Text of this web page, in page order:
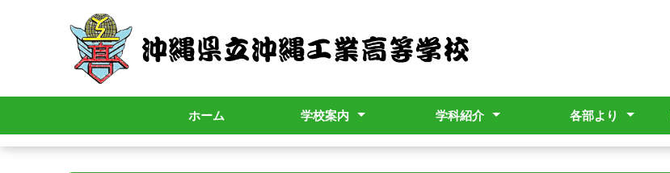
ホーム 学校案内
校長挨拶
学校パンフレット
校歌
学校要覧
学校内規
教育課程
シラバス
年間行事
School Policy
いじめ防止基本マニュアル
学校評価
学校評議員会
学科紹介
電子機械科
情報電子科
建築科
土木科
工業化学科
生活情報科
各部より
進路指導部
生徒支援部
生徒会
PTA
寮務(学寮）部
部活動